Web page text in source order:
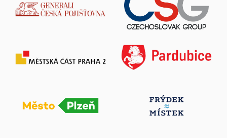
Jaroměř-Josefov
Slavnostní odhalení pamětní desky Bohumila
Český Rudolec